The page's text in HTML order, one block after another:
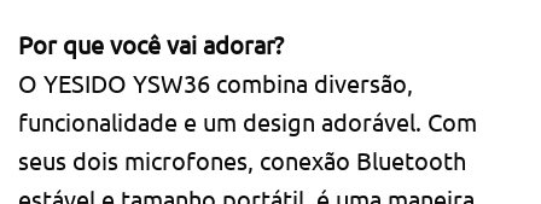
Por que você vai adorar?
O YESIDO YSW36 combina diversão,
funcionalidade e um design adorável. Com
seus dois microfones, conexão Bluetooth